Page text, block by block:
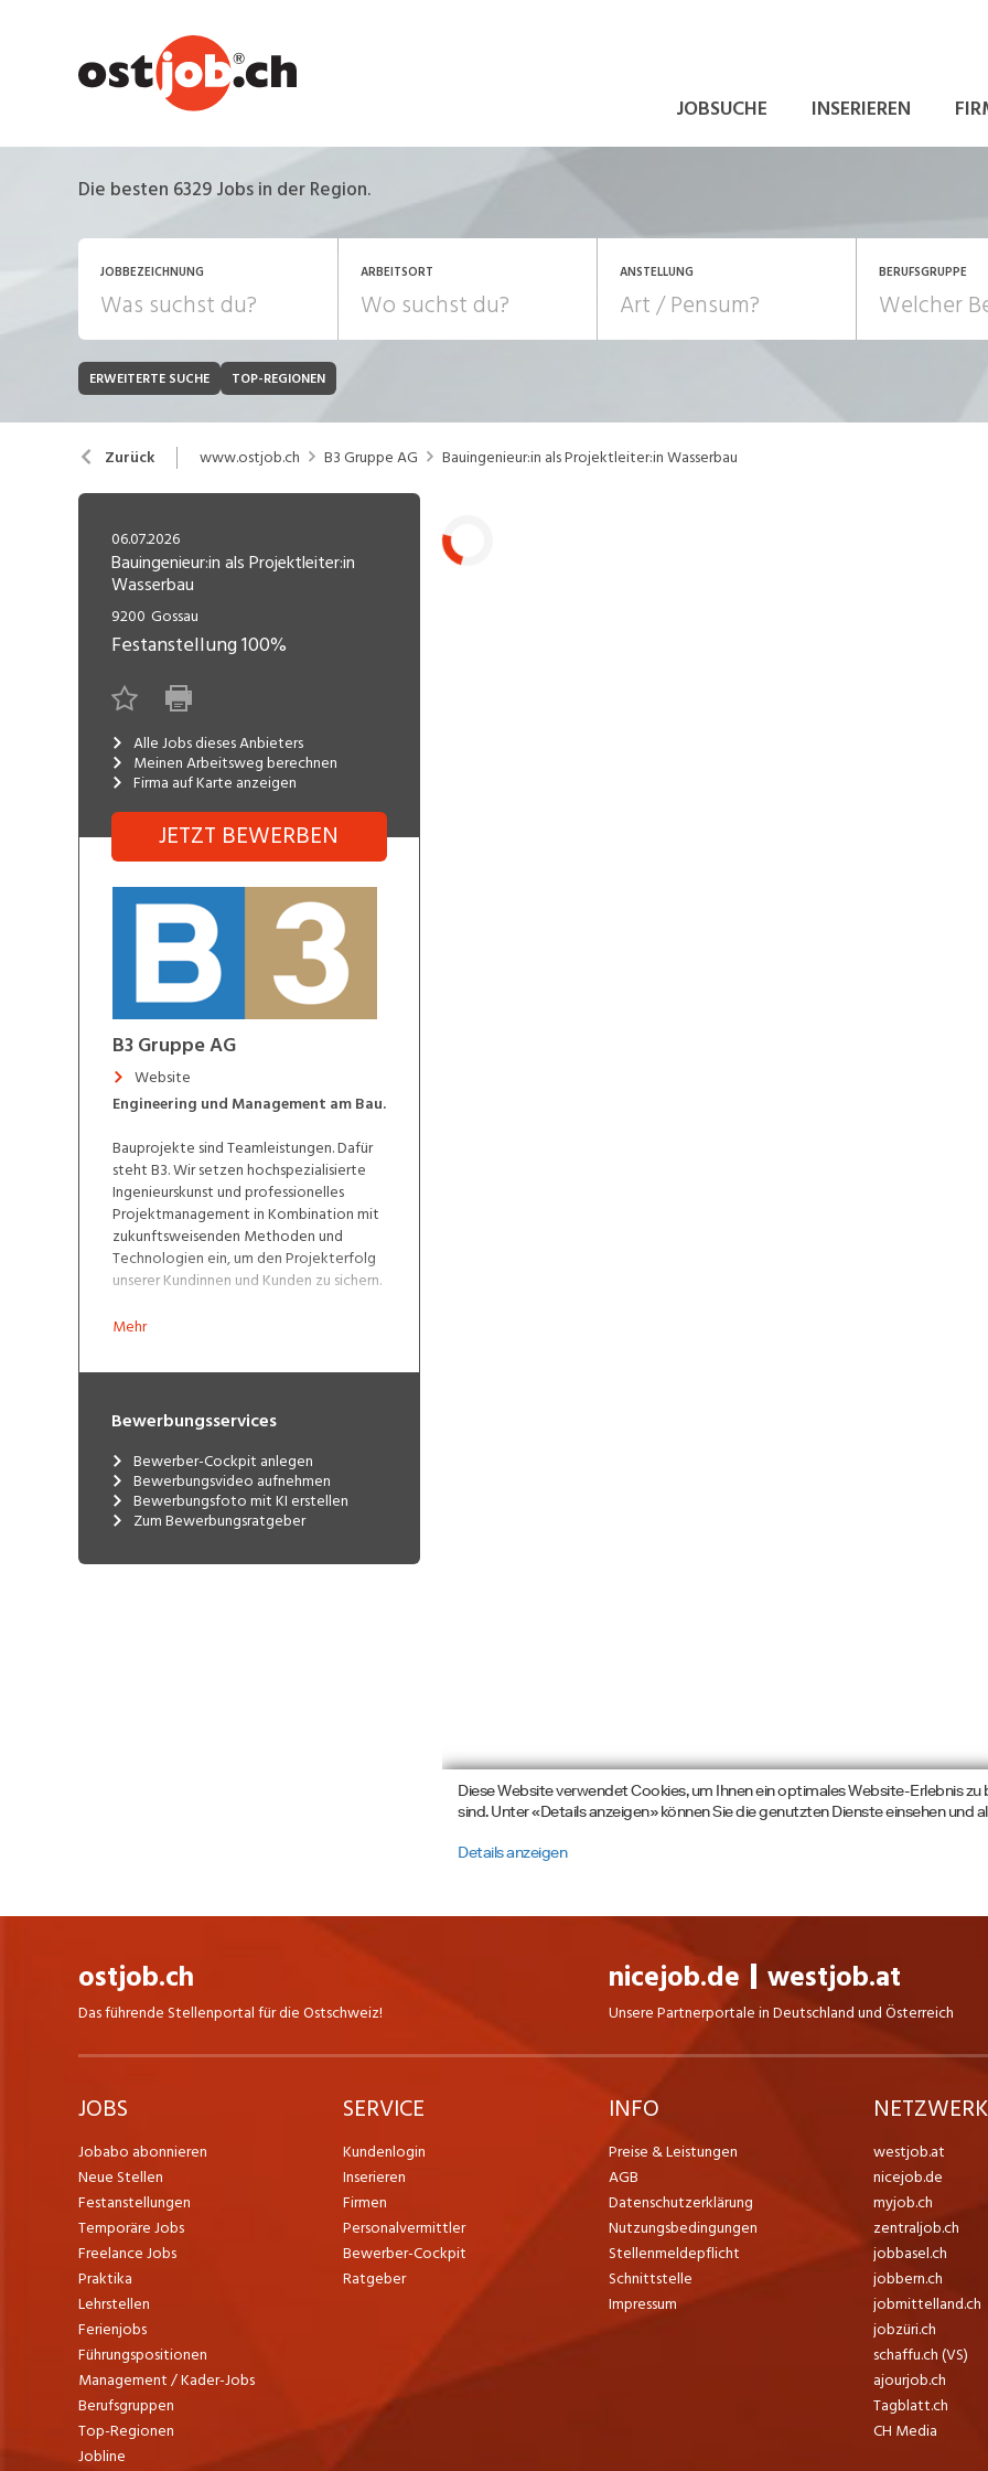
JOBSUCHE INSERIEREN
Die besten 6329 Jobs in der Region.
JOBBEZEICHNUNG ARBEITSORT ANSTELLUNG
JOB-TYP
Festanstellung
Temporär (befristet)
Freelance
Lehrstelle
BERUFSGRUPPE
Bank, Versicherung
Chemie, Pharma, Biotechnologie
Consulting, Human Resources
Engineering, Technik, Architektur
Gastronomie, Hotellerie,
Tourismus, Lebensmittel
Informatik, Telekommunikation
Marketing, Kommunikation,
Medien, Druck
Verkauf, Handel, Kundenberatung,
Aussendienst
ERWEITERTE SUCHE TOP-REGIONEN
Zurück www.ostjob.ch B3 Gruppe AG Bauingenieur:in als Projektleiter:in Wasserbau
06.07.2026
Bauingenieur:in als Projektleiter:in
Wasserbau
9200 Gossau
Festanstellung100%
Alle Jobs dieses Anbieters
Meinen Arbeitsweg berechnen
Firma auf Karte anzeigen
JETZT BEWERBEN
B3 Gruppe AG
Website
Engineering und Management am Bau.
Bauprojekte sind Teamleistungen. Dafür
steht B3. Wir setzen hochspezialisierte
Ingenieurskunst und professionelles
Projektmanagement in Kombination mit
zukunftsweisenden Methoden und
Technologien ein, um den Projekterfolg
unserer Kundinnen und Kunden zu sichern.
Standorte
Mehr
Bewerbungsservices
Bewerber-Cockpit anlegen
Bewerbungsvideo aufnehmen
Bewerbungsfoto mit KI erstellen
Zum Bewerbungsratgeber
ostjob.ch
Das führende Stellenportal für die Ostschweiz!
nicejob.de westjob.at
Unsere Partnerportale in Deutschland und Österreich
JOBS
Jobabo abonnieren
Neue Stellen
Festanstellungen
Temporäre Jobs
Freelance Jobs
Praktika
Lehrstellen
Ferienjobs
Führungspositionen
Management / Kader-Jobs
Berufsgruppen
Top-Regionen
Jobline
SERVICE
Kundenlogin
Inserieren
Firmen
Personalvermittler
Bewerber-Cockpit
Ratgeber
INFO
Preise & Leistungen
AGB
Datenschutzerklärung
Nutzungsbedingungen
Stellenmeldepflicht
Schnittstelle
Impressum
NETZWERK
westjob.at
nicejob.de
myjob.ch
zentraljob.ch
jobbasel.ch
jobbern.ch
jobmittelland.ch
jobzüri.ch
schaffu.ch (VS)
ajourjob.ch
Tagblatt.ch
CH Media